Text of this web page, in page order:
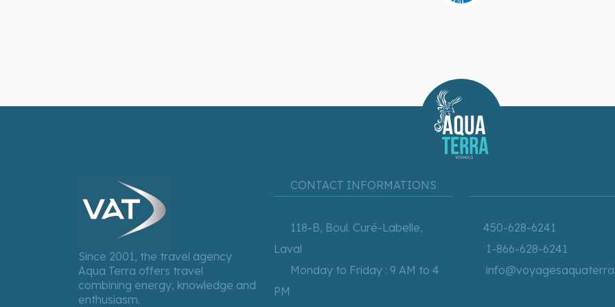
Since 2001, the travel agency
Aqua Terra offers travel
combining energy, knowledge and
enthusiasm.
CONTACT INFORMATIONS
118-B, Boul. Curé-Labelle,
Laval
Monday to Friday : 9 AM to 4
PM
450-628-6241
1-866-628-6241